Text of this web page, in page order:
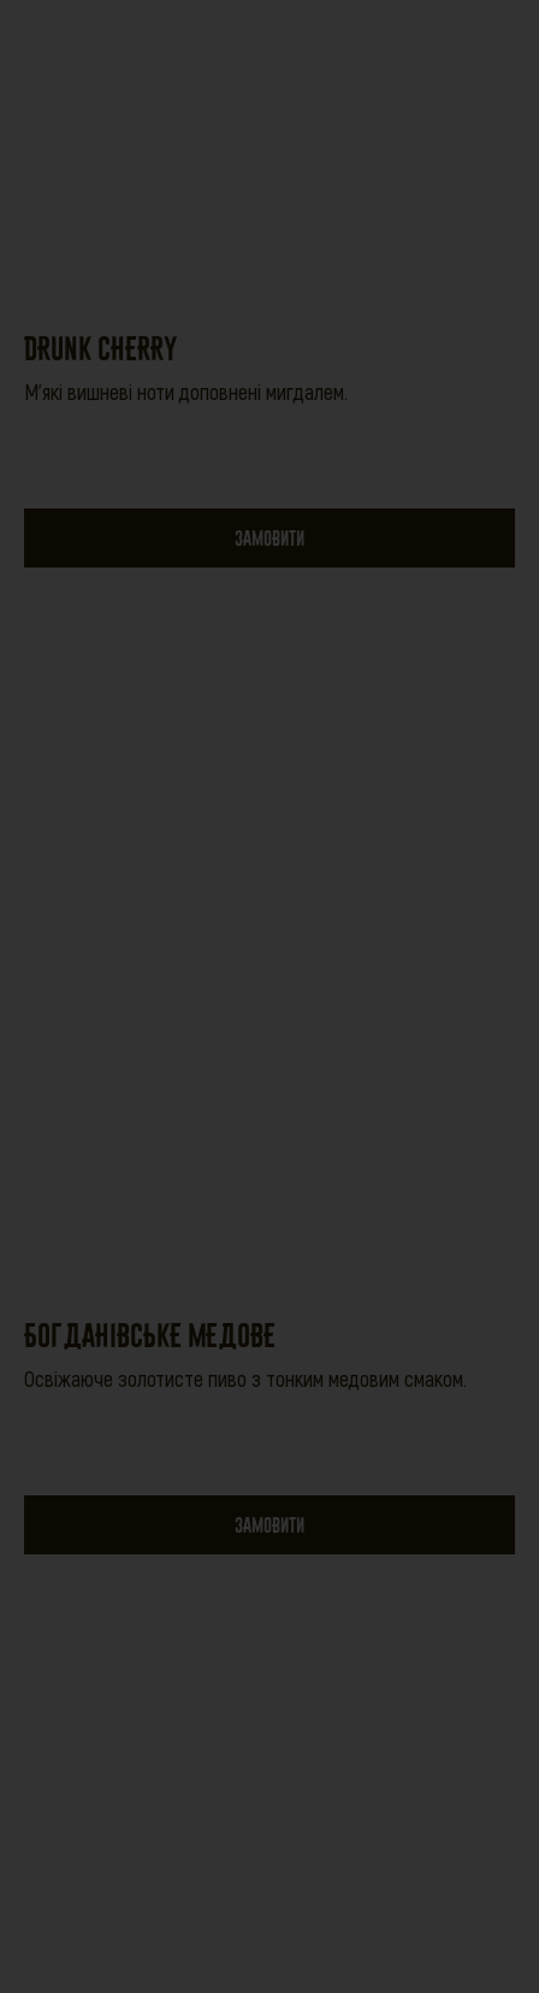
DRUNK CHERRY
М'які вишневі ноти доповнені мигдалем.
ЗАМОВИТИ
БОГДАНІВСЬКЕ МЕДОВЕ
Освіжаюче золотисте пиво з тонким медовим смаком.
ЗАМОВИТИ